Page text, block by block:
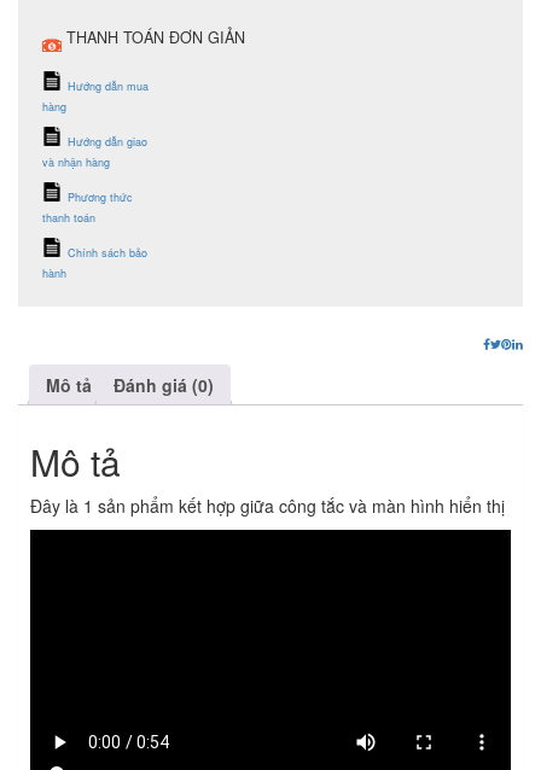
THANH TOÁN ĐƠN GIẢN
Hướng dẫn mua
hàng
Hướng dẫn giao
và nhận hàng
Phương thức
thanh toán
Chính sách bảo
hành
Mô tả Đánh giá (0)
Mô tả
Đây là 1 sản phẩm kết hợp giữa công tắc và màn hình hiển thị